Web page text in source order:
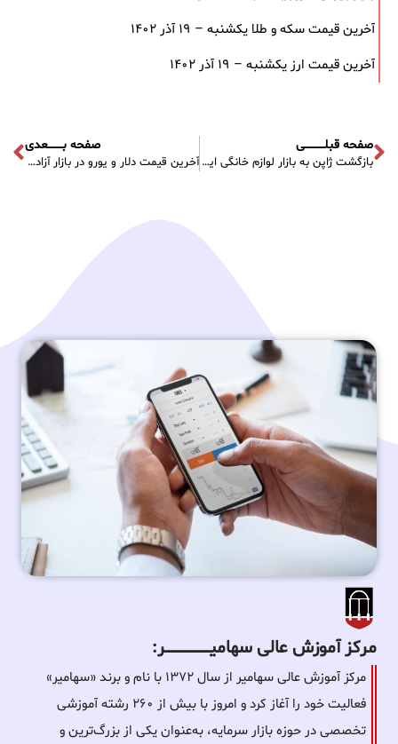
آخرین قیمت سکه و طلا یکشنبه – ۱۹ آذر ۱۴۰۲
آخرین قیمت ارز یکشنبه – ۱۹ آذر ۱۴۰۲
صفحه قبلـــــــــــی
بازگشت ژاپن به بازار لوازم خانگی ایران؟
صفحه بــــــــعدی
آخرین قیمت دلار و یورو در بازار آزاد دوشنبه – ۲۳ آبان ۱۴۰۱
مرکز آموزش عالی سهامیـــــــــــــــــــــــــر:
مرکز آموزش عالی سهامیر از سال ۱۳۷۲ با نام و برند «سهامیر»
فعالیت خود را آغاز کرد و امروز با بیش از ۲۶۰ رشته آموزشی
تخصصی در حوزه بازار سرمایه، به‌عنوان یکی از بزرگ‌ترین و